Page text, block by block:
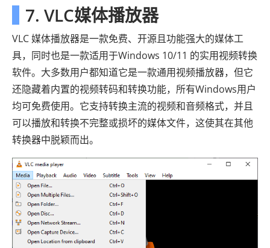
7. VLC媒体播放器
VLC 媒体播放器是一款免费、开源且功能强大的媒体工
具，同时也是一款适用于Windows 10/11 的实用视频转换
软件。大多数用户都知道它是一款通用视频播放器，但它
还隐藏着内置的视频转码和转换功能，所有Windows用户
均可免费使用。它支持转换主流的视频和音频格式，并且
可以播放和转换不完整或损坏的媒体文件，这使其在其他
转换器中脱颖而出。